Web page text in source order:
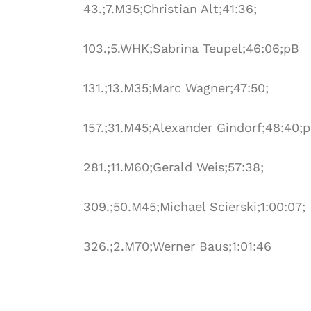
43.;7.M35;Christian Alt;41:36;
103.;5.WHK;Sabrina Teupel;46:06;pB
131.;13.M35;Marc Wagner;47:50;
157.;31.M45;Alexander
281.;11.M60;Gerald Weis;57:38;
309.;50.M45;Michael Scierski;1:00:07;
326.;2.M70;Werner Baus;1:01:46